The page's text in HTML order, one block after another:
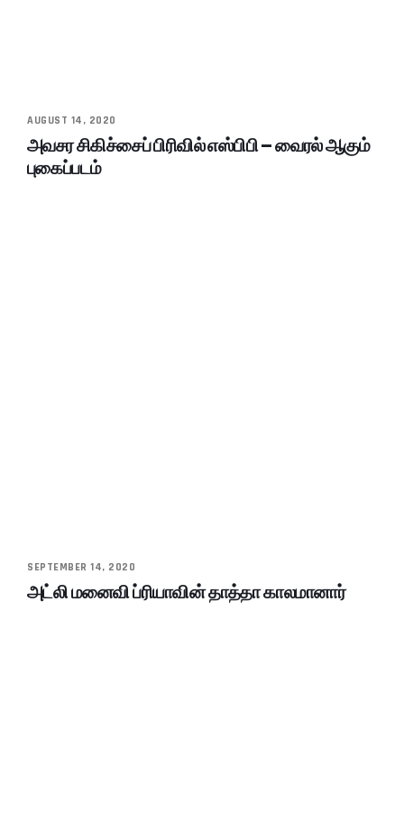
AUGUST 14, 2020
அவசர சிகிச்சைப் பிரிவில் எஸ்பிபி – வைரல் ஆகும்
புகைப்படம்
SEPTEMBER 14, 2020
அட்லி மனைவி ப்ரியாவின் தாத்தா காலமானார்